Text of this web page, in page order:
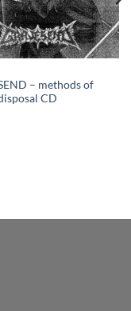
– methods of
CD